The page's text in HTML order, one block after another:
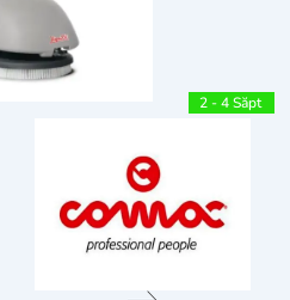
2 - 4 Săpt